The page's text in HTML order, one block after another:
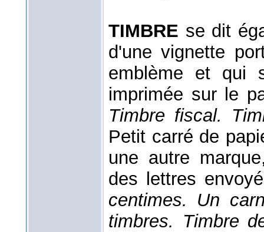
TIMBRE se dit
d'une vignette
emblème et qui
imprimée sur le
Timbre fiscal.
Petit carré de
une autre
des lettres
centimes. Un
timbres. Timbre